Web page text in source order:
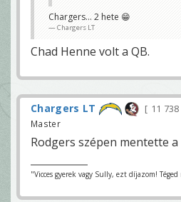
Chargers... 2 hete 😁
Chargers LT
Chad Henne volt a QB.
Chargers LT 11 738
Master
Rodgers szépen mentette
"Vicces gyerek vagy Sully, ezt díjazom!